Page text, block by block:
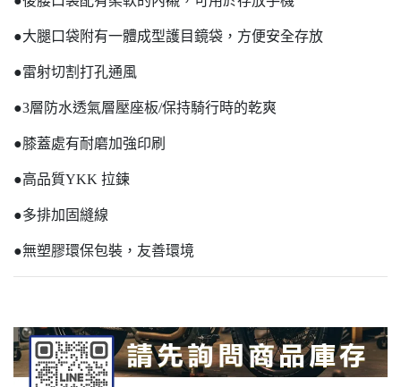
●大腿口袋附有一體成型護目鏡袋，方便安全存放
●雷射切割打孔通風
●3層防水透氣層壓座板/保持騎行時的乾爽
●膝蓋處有耐磨加強印刷
●高品質YKK 拉鍊
●多排加固縫線
●無塑膠環保包裝，友善環境